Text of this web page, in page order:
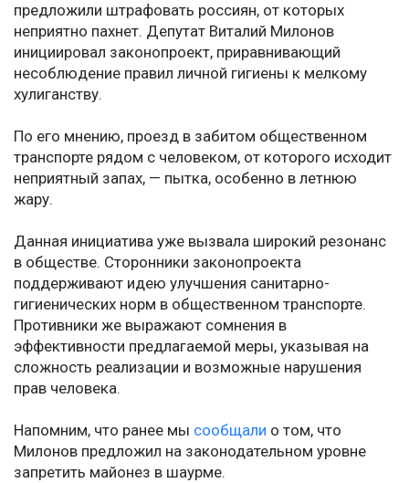
предложили штрафовать россиян, от которых
неприятно пахнет. Депутат Виталий Милонов
инициировал законопроект, приравнивающий
несоблюдение правил личной гигиены к мелкому
хулиганству.
По его мнению, проезд в забитом общественном
транспорте рядом с человеком, от которого исходит
неприятный запах, — пытка, особенно в летнюю
жару.
Данная инициатива уже вызвала широкий резонанс
в обществе. Сторонники законопроекта
поддерживают идею улучшения санитарно-
гигиенических норм в общественном транспорте.
Противники же выражают сомнения в
эффективности предлагаемой меры, указывая на
сложность реализации и возможные нарушения
прав человека.
Напомним, что ранее мы сообщали о том, что
Милонов предложил на законодательном уровне
запретить майонез в шаурме.